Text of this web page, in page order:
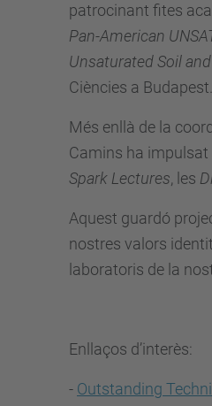
patrocinant fites
Pan-American
Unsaturated Soil
Ciències a Budapest.
Més enllà de la
Camins ha impulsat
Spark Lectures, les
Aquest guardó
nostres valors
laboratoris de la
Enllaços d’interès:
- Outstanding